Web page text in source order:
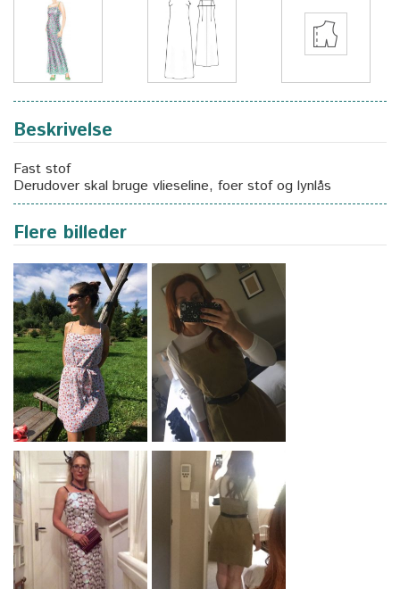
Beskrivelse
Fast stof
Derudover skal bruge vlieseline, foer stof og lynlås
Flere billeder